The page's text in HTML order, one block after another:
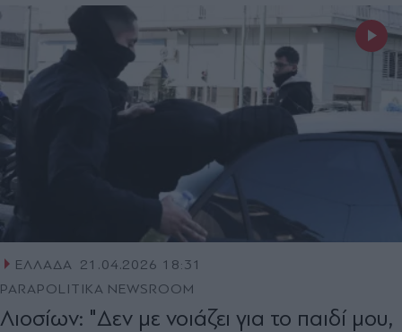
ΕΛΛΑΔΑ 21.04.2026 18:31
PARAPOLITIKA NEWSROOM
Λιοσίων: "Δεν με νοιάζει για το παιδί μου,